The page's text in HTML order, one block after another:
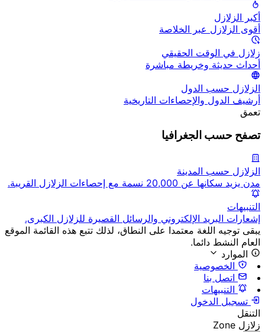
أكبر الزلازل
أقوى الزلازل عبر الخلاصة
زلازل في الوقت الحقيقي
أحداث حديثة وخريطة مباشرة
الزلازل حسب الدول
أرشيف الدول والإحصاءات التاريخية
تعمق
تصفح حسب الجغرافيا
الزلازل حسب المدينة
مدن يزيد سكانها عن 20,000 نسمة مع إحصاءات الزلازل القريبة.
التنبيهات
إشعارات البريد الإلكتروني والرسائل القصيرة للزلازل الكبرى.
يبقى توجيه اللغة معتمدا على النطاق، لذلك تتبع هذه القائمة الموقع
العام النشط دائما.
الموارد
الخصوصية
اتصل بنا
التنبيهات
تسجيل الدخول
التنقل
زلازل Zone